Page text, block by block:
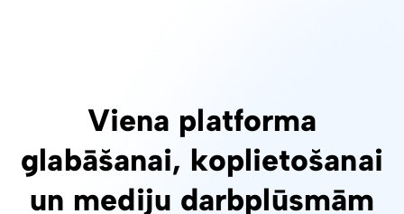
Viena platforma
glabāšanai, koplietošanai
un mediju darbplūsmām